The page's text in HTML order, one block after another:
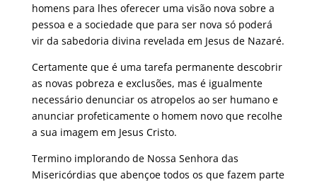
homens para lhes oferecer uma visão nova sobre a
pessoa e a sociedade que para ser nova só poderá
vir da sabedoria divina revelada em Jesus de Nazaré.
Certamente que é uma tarefa permanente descobrir
as novas pobreza e exclusões, mas é igualmente
necessário denunciar os atropelos ao ser humano e
anunciar profeticamente o homem novo que recolhe
a sua imagem em Jesus Cristo.
Termino implorando de Nossa Senhora das
Misericórdias que abençoe todos os que fazem parte